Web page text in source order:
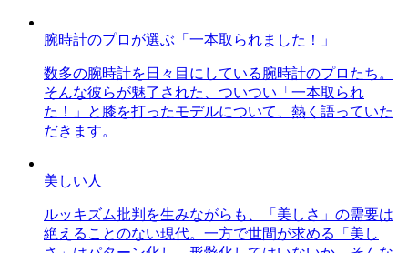
腕時計のプロが選ぶ「一本取られました！」
数多の腕時計を日々目にしている腕時計のプロたち。
そんな彼らが魅了された、ついつい「一本取られ
た！」と膝を打ったモデルについて、熱く語っていた
だきます。
美しい人
ルッキズム批判を生みながらも、「美しさ」の需要は
絶えることのない現代。一方で世間が求める「美し